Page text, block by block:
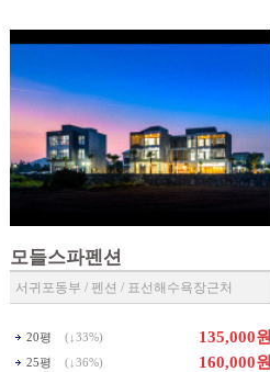
모들스파펜션
서귀포동부 / 펜션 / 표선해수욕장근처
20평 (↓ 33%) 135,000원
25평 (↓ 36%) 160,000원